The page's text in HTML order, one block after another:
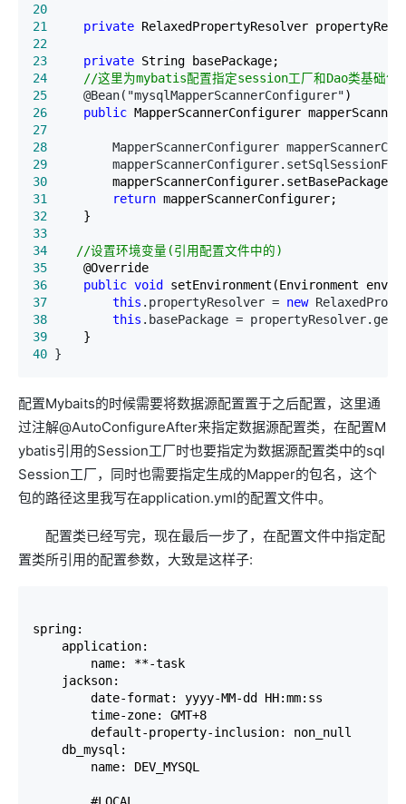
20
21
private
22
23
private
24
//这里为mybatis配置指定session工厂和Dao类基础包
25
     @Bean("mysqlMapperScannerConfigurer"
26
public
27
28
MapperScannerConfigurer
29
30
31
return
32
33
34
//设置环境变量(引用配置文件中的)
35
36
public void
37
this .propertyResolver = new
38
this .basePackage =
39
40 }
配置Mybaits的时候需要将数据源配置置于之后配置，这里通
过注解@AutoConfigureAfter来指定数据源配置类，在配置M
ybatis引用的Session工厂时也要指定为数据源配置类中的sql
Session工厂，同时也需要指定生成的Mapper的包名，这个
包的路径这里我写在application.yml的配置文件中。
配置类已经写完，现在最后一步了，在配置文件中指定配
置类所引用的配置参数，大致是这样子:
spring:
    application:
        name: **-task
    jackson:
        date-format: yyyy-MM-dd HH:mm:ss
        time-zone: GMT+8
        default-property-inclusion: non_null
    db_mysql:
        name: DEV_MYSQL